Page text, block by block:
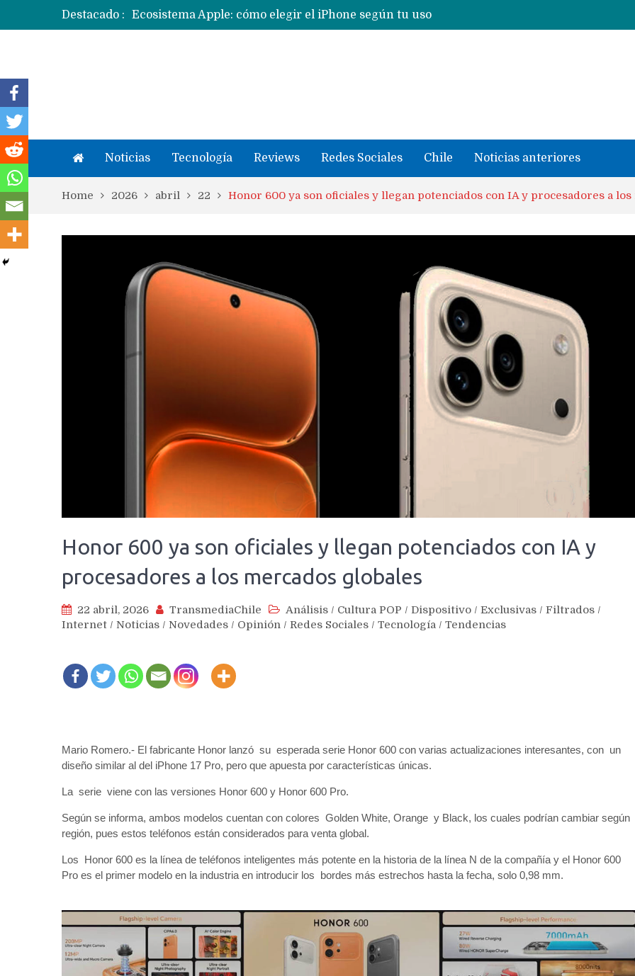
Destacado :
Apple dice que más ex empleados se llevaron datos confidenciales a OpenAI
Noticias Tecnología Reviews Redes Sociales Chile Noticias anteriores
Home 2026 abril 22 Honor 600 ya son oficiales y llegan potenciados con IA y procesadores a
Honor 600 ya son oficiales y llegan potenciados con IA y
procesadores a los mercados globales
22 abril, 2026 TransmediaChile Análisis / Cultura POP / Dispositivo / Exclusivas / Filtrados /
Internet / Noticias / Novedades / Opinión / Redes Sociales / Tecnología / Tendencias
Mario Romero.- El fabricante Honor lanzó su esperada serie Honor 600 con varias actualizaciones interesantes, con un
diseño similar al del iPhone 17 Pro, pero que apuesta por características únicas.
La serie viene con las versiones Honor 600 y Honor 600 Pro.
Según se informa, ambos modelos cuentan con colores Golden White, Orange y Black, los cuales podrían cambiar según
región, pues estos teléfonos están considerados para venta global.
Los Honor 600 es la línea de teléfonos inteligentes más potente en la historia de la línea N de la compañía y el Honor 600
Pro es el primer modelo en la industria en introducir los bordes más estrechos hasta la fecha, solo 0,98 mm.